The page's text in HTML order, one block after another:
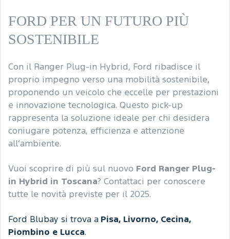
FORD PER UN FUTURO PIÙ
SOSTENIBILE
Con il Ranger Plug-in Hybrid, Ford ribadisce il
proprio impegno verso una mobilità sostenibile,
proponendo un veicolo che eccelle per prestazioni
e innovazione tecnologica. Questo pick-up
rappresenta la soluzione ideale per chi desidera
coniugare potenza, efficienza e attenzione
all’ambiente.
Vuoi scoprire di più sul nuovo Ford Ranger Plug-
in Hybrid in Toscana? Contattaci per conoscere
tutte le novità previste per il 2025.
Ford Blubay si trova a Pisa, Livorno, Cecina,
Piombino e Lucca.